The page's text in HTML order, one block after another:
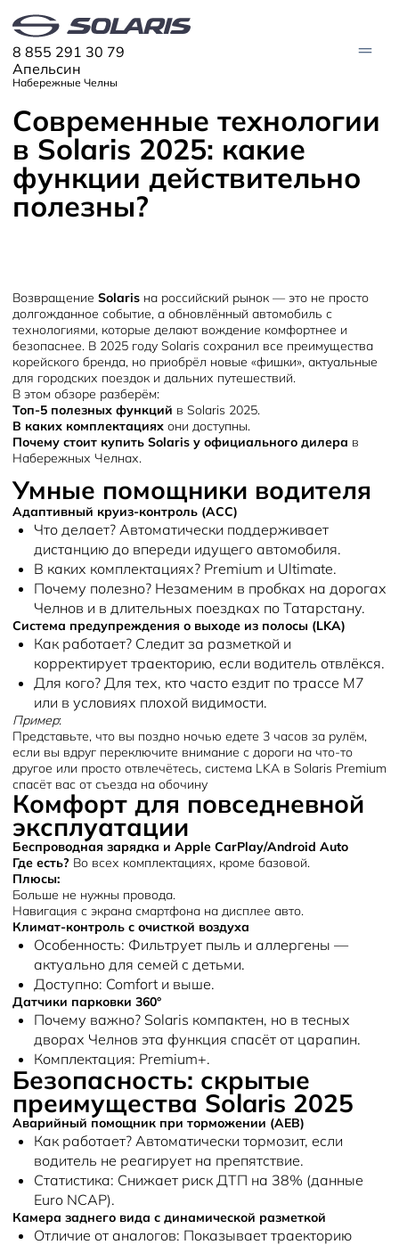
Апельсин
Набережные Челны
8 855 291 30 79
МОДЕЛИ
Solaris HC
Solaris KRX
Solaris KRS
Solaris HS
ЦИФРОВОЙ АВТОМОБИЛЬ
Оригинальные аксессуары
Тест-драйв
Solaris Страхование
Solaris Забота
Плати частями
Запасные части
Запись на сервис
Гарантия
Руководства
Помощь на дорогах
О ДИЛЕРЕ
Контакты
Информация о дилере
Новости
Современные технологии
в Solaris 2025: какие
функции действительно
полезны?
Возвращение Solaris на российский рынок — это не просто
долгожданное событие, а обновлённый автомобиль с
технологиями, которые делают вождение комфортнее и
безопаснее. В 2025 году Solaris сохранил все преимущества
корейского бренда, но приобрёл новые «фишки», актуальные
для городских поездок и дальних путешествий.
Топ-5 полезных функций
В каких комплектациях
Почему стоит купить Solaris у официального дилера в
Набережных Челнах.
Умные помощники водителя
Адаптивный круиз-контроль (ACC)
Что делает? Автоматически поддерживает
дистанцию до впереди идущего автомобиля.
В каких комплектациях? Premium и Ultimate.
Почему полезно? Незаменим в пробках на дорогах
Челнов и в длительных поездках по Татарстану.
Система предупреждения о выходе из полосы (LKA)
Как работает? Следит за разметкой и
корректирует траекторию, если водитель отвлёкся.
Для кого? Для тех, кто часто ездит по трассе М7
или в условиях плохой видимости.
Пример:
Представьте, что вы поздно ночью едете 3 часов за рулём,
если вы вдруг переключите внимание с дороги на что-то
другое или просто отвлечётесь, система LKA в Solaris Premium
спасёт вас от съезда на обочину
Комфорт для повседневной
эксплуатации
Беспроводная зарядка и Apple CarPlay/Android Auto
Где есть? Во всех комплектациях, кроме базовой.
Плюсы:
Больше не нужны провода.
Навигация с экрана смартфона на дисплее авто.
Климат-контроль с очисткой воздуха
Особенность: Фильтрует пыль и аллергены —
актуально для семей с детьми.
Доступно: Comfort и выше.
Датчики парковки 360°
Почему важно? Solaris компактен, но в тесных
дворах Челнов эта функция спасёт от царапин.
Комплектация: Premium+.
Безопасность: скрытые
преимущества Solaris 2025
Аварийный помощник при торможении (AEB)
Как работает? Автоматически тормозит, если
водитель не реагирует на препятствие.
Статистика: Снижает риск ДТП на 38% (данные
Euro NCAP).
Камера заднего вида с динамической разметкой
Отличие от аналогов: Показывает траекторию